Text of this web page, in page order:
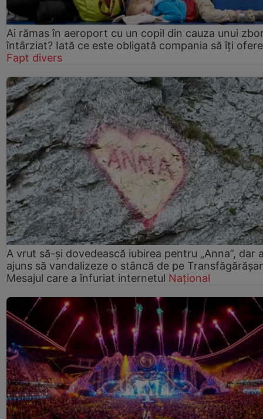
Ai rămas în aeroport cu un copil din cauza unui
întârziat? Iată ce este obligată compania să îți ofere
Fapt divers
A vrut să-și dovedească iubirea pentru „Anna”, dar
ajuns să vandalizeze o stâncă de pe
Mesajul care a înfuriat internetul Național